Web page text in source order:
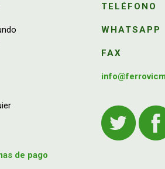
de pago
TELÉFONO
WHATSAPP
FAX